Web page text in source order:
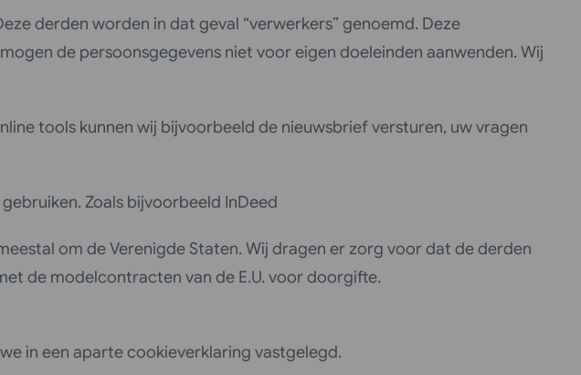
derden worden in dat geval “verwerkers” genoemd. Deze
de persoonsgegevens niet voor eigen doeleinden aanwenden. Wij
tools kunnen wij bijvoorbeeld de nieuwsbrief versturen, uw vragen
Zoals bijvoorbeeld InDeed
om de Verenigde Staten. Wij dragen er zorg voor dat de derden
de modelcontracten van de E.U. voor doorgifte.
in een aparte cookieverklaring vastgelegd.